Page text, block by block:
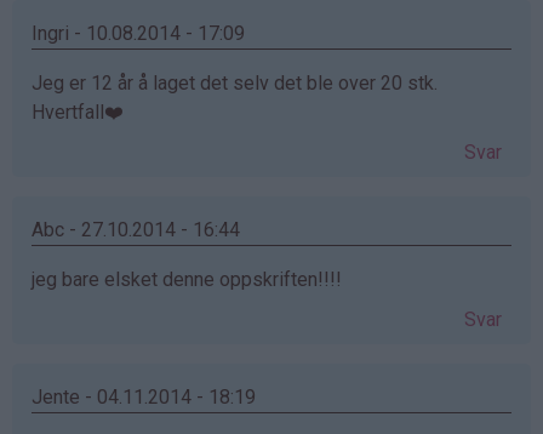
Ingri - 10.08.2014 - 17:09
Jeg er 12 år å laget det selv det ble over 20 stk.
Hvertfall❤️
Svar
Abc - 27.10.2014 - 16:44
jeg bare elsket denne oppskriften!!!!
Svar
Jente - 04.11.2014 - 18:19